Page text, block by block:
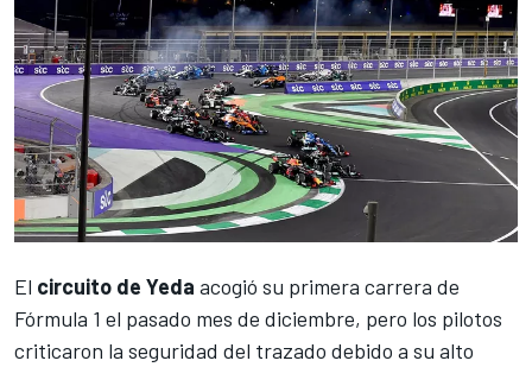
El circuito de Yeda acogió su primera carrera de
Fórmula 1 el pasado mes de diciembre, pero los pilotos
criticaron la seguridad del trazado debido a su alto